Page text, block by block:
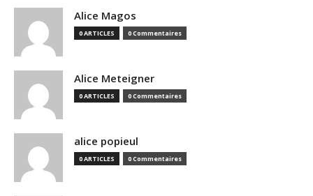
Alice Magos
0 ARTICLES 0 Commentaires
Alice Meteigner
0 ARTICLES 0 Commentaires
alice popieul
0 ARTICLES 0 Commentaires